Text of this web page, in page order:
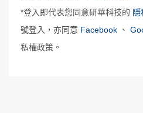
*登入即代表您同意研華科技的
號登入，亦同意 Facebook 、
私權政策。